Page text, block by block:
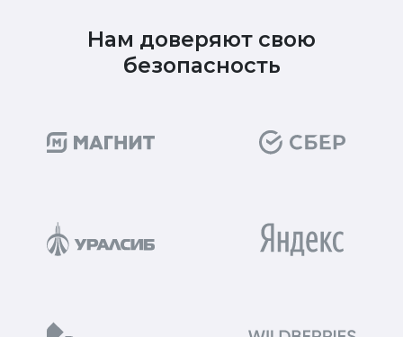
Нам доверяют свою
безопасность